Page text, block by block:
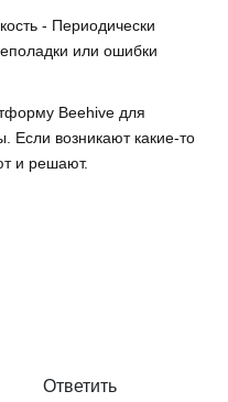
- Периодически
или ошибки
Beehive для
Если возникают какие-то
и решают.
Ответить